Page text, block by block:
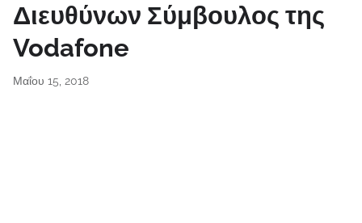
Διευθύνων Σύμβουλος της
Vodafone
Μαΐου 15, 2018